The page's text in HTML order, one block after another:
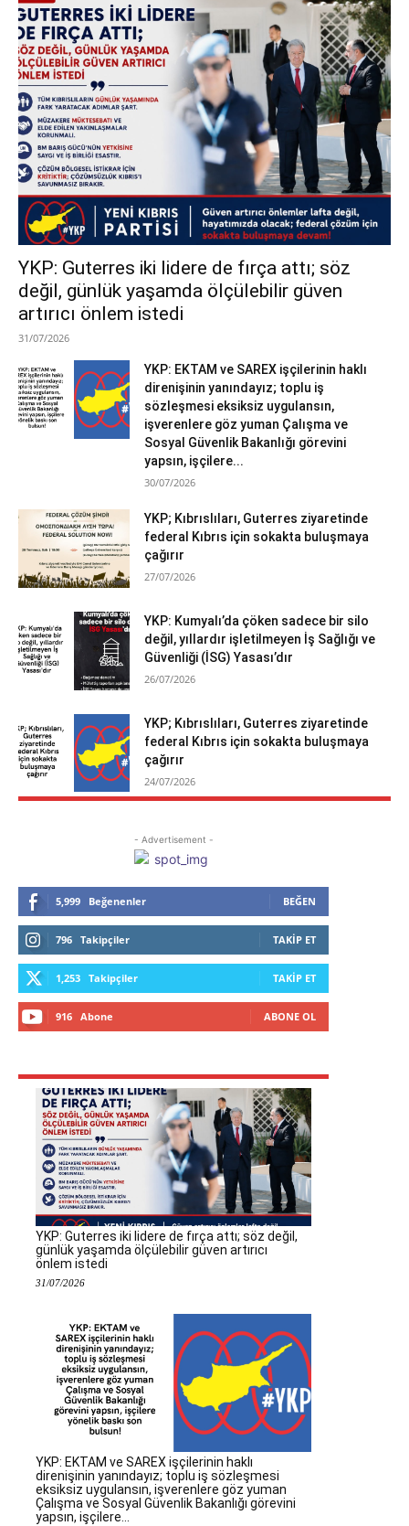
YKP: Guterres iki lidere de fırça attı; söz
değil, günlük yaşamda ölçülebilir güven
artırıcı önlem istedi
31/07/2026
YKP: EKTAM ve SAREX işçilerinin haklı
direnişinin yanındayız; toplu iş
sözleşmesi eksiksiz uygulansın,
işverenlere göz yuman Çalışma ve
Sosyal Güvenlik Bakanlığı görevini
yapsın, işçilere...
30/07/2026
YKP; Kıbrıslıları, Guterres ziyaretinde
federal Kıbrıs için sokakta buluşmaya
çağırır
27/07/2026
YKP: Kumyalı’da çöken sadece bir silo
değil, yıllardır işletilmeyen İş Sağlığı ve
Güvenliği (İSG) Yasası’dır
26/07/2026
YKP; Kıbrıslıları, Guterres ziyaretinde
federal Kıbrıs için sokakta buluşmaya
çağırır
24/07/2026
- Advertisement -
5,999 Beğenenler BEĞEN
796 Takipçiler TAKIP ET
1,253 Takipçiler TAKIP ET
916 Abone ABONE OL
YKP: Guterres iki lidere de fırça attı; söz değil,
günlük yaşamda ölçülebilir güven artırıcı
önlem istedi
31/07/2026
YKP: EKTAM ve SAREX işçilerinin haklı
direnişinin yanındayız; toplu iş sözleşmesi
eksiksiz uygulansın, işverenlere göz yuman
Çalışma ve Sosyal Güvenlik Bakanlığı görevini
yapsın, işçilere...